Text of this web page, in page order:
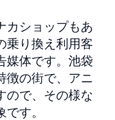
カショップもあ
乗り換え利用客
体です。 池袋
徴の街で、アニ
ので、その様な
す。